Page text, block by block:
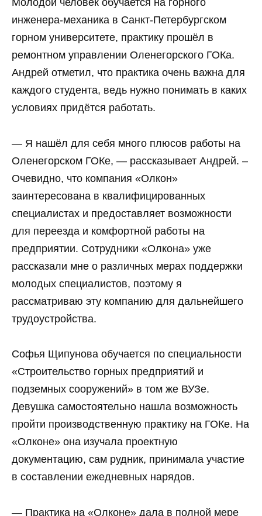
инженера-механика в Санкт-Петербургском
горном университете, практику прошёл в
ремонтном управлении Оленегорского ГОКа.
Андрей отметил, что практика очень важна для
каждого студента, ведь нужно понимать в каких
условиях придётся работать.
— Я нашёл для себя много плюсов работы на
Оленегорском ГОКе, — рассказывает Андрей. –
Очевидно, что компания «Олкон»
заинтересована в квалифицированных
специалистах и предоставляет возможности
для переезда и комфортной работы на
предприятии. Сотрудники «Олкона» уже
рассказали мне о различных мерах поддержки
молодых специалистов, поэтому я
рассматриваю эту компанию для дальнейшего
трудоустройства.
Софья Щипунова обучается по специальности
«Строительство горных предприятий и
подземных сооружений» в том же ВУЗе.
Девушка самостоятельно нашла возможность
пройти производственную практику на ГОКе. На
«Олконе» она изучала проектную
документацию, сам рудник, принимала участие
в составлении ежедневных нарядов.
— Практика на «Олконе» дала в полной мере